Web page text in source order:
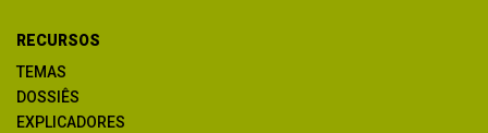
RECURSOS
TEMAS
DOSSIÊS
EXPLICADORES